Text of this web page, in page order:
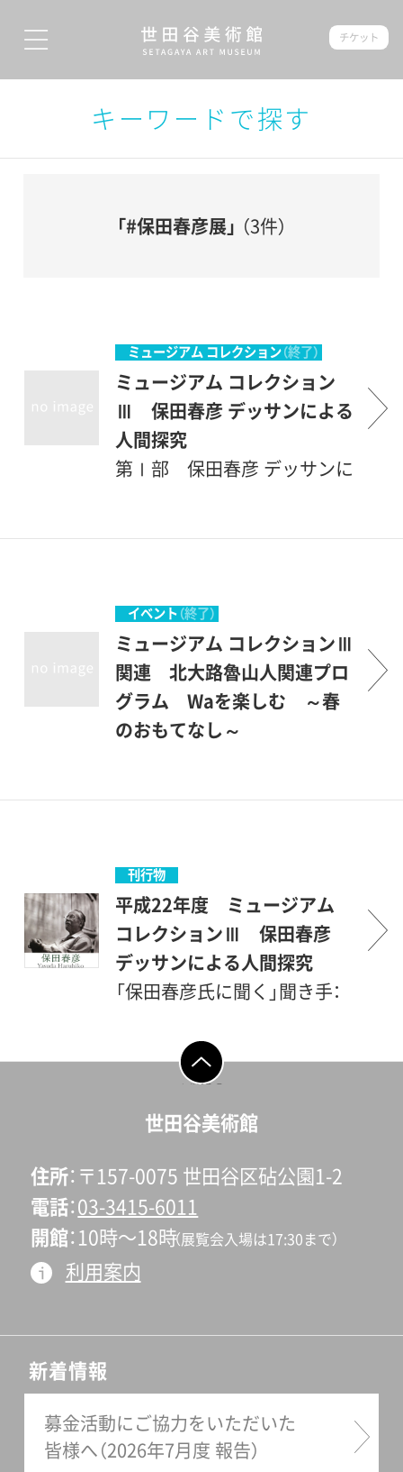
チケット
キーワードで探す
「#保田春彦展」 （3件）
ミュージアム コレクション（終了）
ミュージアム コレクション
Ⅲ 保田春彦 デッサンによる
人間探究
第Ⅰ部 保田春彦 デッサンに
部 北大路魯山人―季節の器
と志野70歳代後半を迎えた抽
象彫刻家・保田春彦は、ふたた
び創作の原点に戻り、日本と
パリで1000枚を目標に裸婦デ
流した、土谷武、若林奮、柳原
義達らの作品も展示します。
そして当館所蔵の北大路魯山
人（塩田コレクション）の名品
もお楽しみください。
イベント （終了）
ミュージアム コレクションⅢ
関連 北大路魯山人関連プロ
グラム Waを楽しむ ～春
のおもてなし～
た作家です。このプログラム
では、「ミュージアム コレクシ
ョンⅢ」で展示中の魯山人の
作品を話題のひとつとして、
和の魅力を感じ、食卓を美し
介します。お花見をテーマに
したテーブルコーディネート
写真：誠文堂新光社 浜裕子
著 「和のテーブルセッティ
ング」掲載写真より 撮影：日
下部健史
刊行物
平成22年度 ミュージアム
コレクションⅢ 保田春彦
デッサンによる人間探究
「保田春彦氏に聞く」聞き手：
集： 橋本善八、矢野進、嶋田
紗千（世田谷美術館） 発行：
ページの先頭へ戻
世田谷美術館
住所 〒157-0075 世田谷区砧公園1-2
電話 03-3415-6011
開館 10時〜18時（展覧会入場は17:30まで）
利用案内
新着情報
募金活動にご協力をいただいた
皆様へ（2026年7月度 報告）